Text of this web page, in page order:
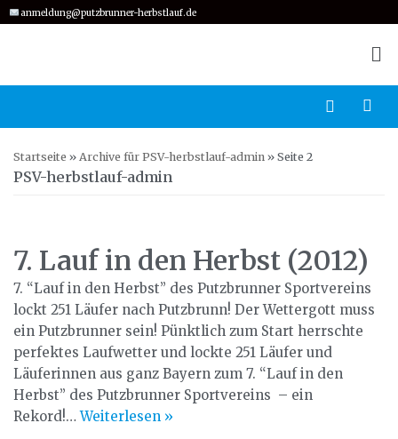
springen
anmeldung@putzbrunner-herbstlauf.de
Startseite » Archive für PSV-herbstlauf-admin » Seite 2
PSV-herbstlauf-admin
7. Lauf in den Herbst (2012)
7. “Lauf in den Herbst” des Putzbrunner Sportvereins
lockt 251 Läufer nach Putzbrunn! Der Wettergott muss
ein Putzbrunner sein! Pünktlich zum Start herrschte
perfektes Laufwetter und lockte 251 Läufer und
Läuferinnen aus ganz Bayern zum 7. “Lauf in den
Herbst” des Putzbrunner Sportvereins – ein
Rekord!…Weiterlesen »